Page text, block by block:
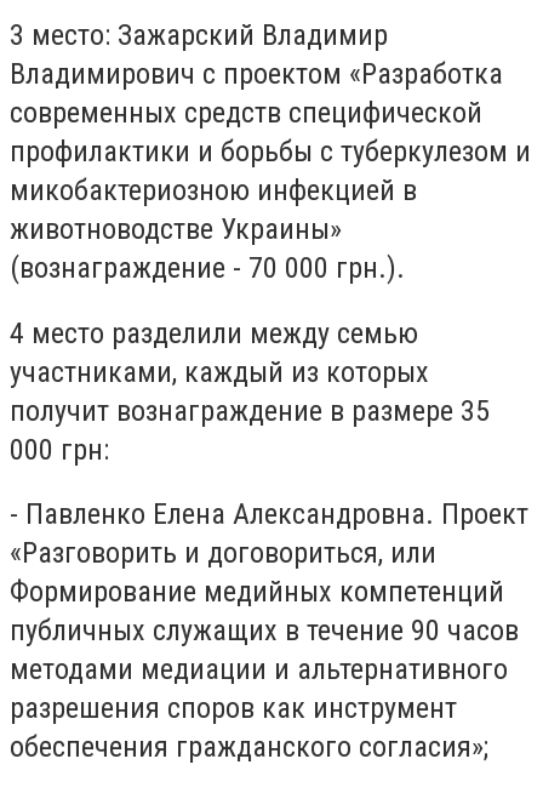
3 место: Зажарский Владимир
Владимирович с проектом «Разработка
современных средств специфической
профилактики и борьбы с туберкулезом и
микобактериозною инфекцией в
животноводстве Украины»
(вознаграждение - 70 000 грн.).
4 место разделили между семью
участниками, каждый из которых
получит вознаграждение в размере 35
000 грн:
- Павленко Елена Александровна. Проект
«Разговорить и договориться, или
Формирование медийных компетенций
публичных служащих в течение 90 часов
методами медиации и альтернативного
разрешения споров как инструмент
обеспечения гражданского согласия»;